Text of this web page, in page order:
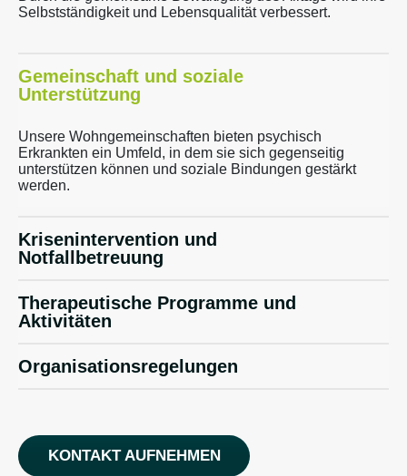
Selbstständigkeit und Lebensqualität verbessert.
Gemeinschaft und soziale
Unterstützung
Unsere Wohngemeinschaften bieten psychisch
Erkrankten ein Umfeld, in dem sie sich gegenseitig
unterstützen können und soziale Bindungen gestärkt
werden.
Krisenintervention und
Notfallbetreuung
Therapeutische Programme und
Aktivitäten
Organisationsregelungen
KONTAKT AUFNEHMEN